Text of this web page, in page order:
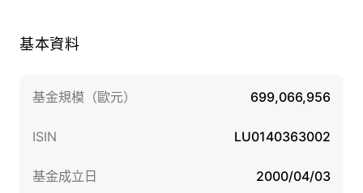
基本資料
基金規模（歐元） 699,066,956
ISIN LU0140363002
基金成立日 2000/04/03